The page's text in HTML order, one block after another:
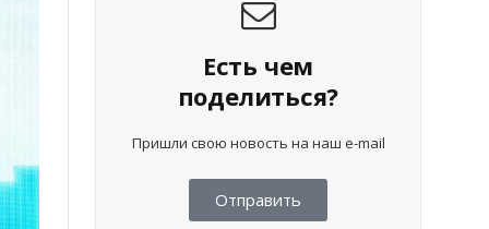
Есть чем
поделиться?
Пришли свою новость на наш e-mail
Отправить